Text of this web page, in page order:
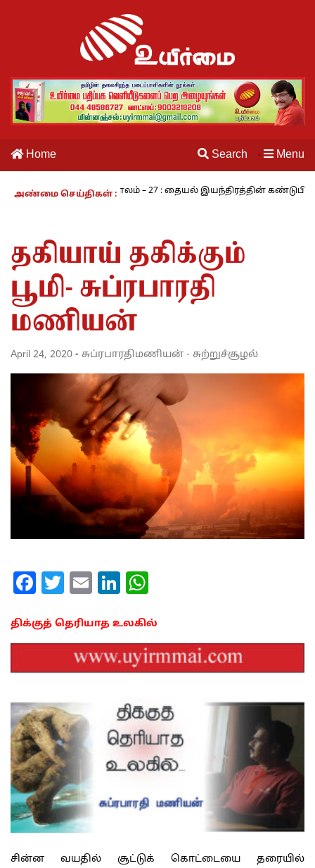
Home Search · Menu
அண்மை செய்திகள் :
வாழும் காலம் – 27 : தையல் இயந்திரத்தின் கண்டுபிடிப்பாளர் யார்?
தகியாய் தகிக்கும்
பூமி- சுப்ரபாரதி
மணியன்
April 24, 2020 - சுப்ரபாரதிமணியன் · சுற்றுச்சூழல்
Facebook
Twitter
EmailLinkedIn
திக்குத் தெரியாத உலகில்
சின்ன வயதில் சூட்டுக் கொட்டையை தரையில்